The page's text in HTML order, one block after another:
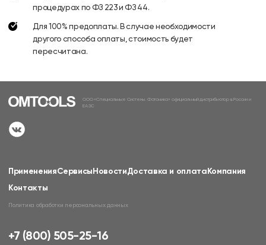
процедурах по ФЗ 223 и ФЗ 44.
Для 100% предоплаты. В случае необходимости
другого способа оплаты, стоимость будет
пересчитана.
ООО «Специальные Системы. Фотоника» официальный дистрибьютор в России и
ЕАЭС
ПримененияСервисыНовостиДоставка и оплатаКомпания
Контакты
Политика обработки персональных данных
+7 (800) 505-25-16